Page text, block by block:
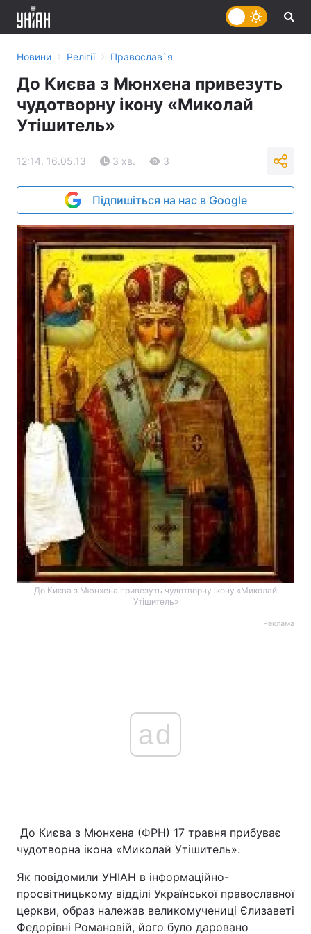
Політика
Світ
Зброя Інциденти
Цікавинки Погода
Екологія Регіони
Новини › Релігії › Православ`я
До Києва з Мюнхена привезуть
чудотворну ікону «Миколай
Утішитель»
12:14, 16.05.13 3 хв. 3
Підпишіться на нас в Google
До Києва з Мюнхена привезуть чудотворну ікону «Миколай
Утішитель»
Реклама
ad
До Києва з Мюнхена (ФРН) 17 травня прибуває
чудотворна ікона «Миколай Утішитель».
Як повідомили УНІАН в інформаційно-
просвітницькому відділі Української православної
церкви, образ належав великомучениці Єлизаветі
Федорівні Романовій, його було даровано